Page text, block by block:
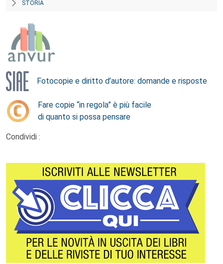
STORIA
Fotocopie e diritto d’autore: domande e risposte
Fare copie “in regola” è più facile
di quanto si possa pensare
Condividi :